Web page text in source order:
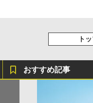
ト
おすすめ記事